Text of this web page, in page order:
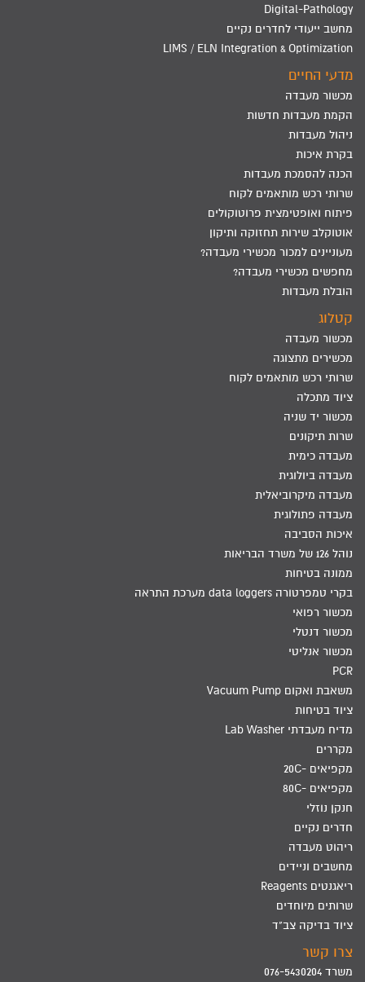
Digital-Pathology
מחשב ייעודי לחדרים נקיים
LIMS / ELN Integration & Optimization
מדעי החיים
מכשור מעבדה
הקמת מעבדות חדשות
ניהול מעבדות
בקרת איכות
הכנה להסמכת מעבדות
שרותי רכש מותאמים לקוח
פיתוח ואופטימצית פרוטוקולים
אוטוקלב שירות תחזוקה ותיקון
מעוניינים למכור מכשירי מעבדה?
מחפשים מכשירי מעבדה?
הובלת מעבדות
קטלוג
מכשור מעבדה
מכשירים מתצוגה
שרותי רכש מותאמים לקוח
ציוד מתכלה
מכשור יד שניה
שרות תיקונים
מעבדה כימית
מעבדה ביולוגית
מעבדה מיקרוביאלית
מעבדה פתולוגית
איכות הסביבה
נוהל 126 של משרד הבריאות
ממונה בטיחות
בקרי טמפרטורה data loggers מערכת התראה
מכשור רפואי
מכשור דנטלי
מכשור אנליטי
PCR
משאבת ואקום Vacuum Pump
ציוד בטיחות
מדיח מעבדתי Lab Washer
מקררים
מקפיאים -20C
מקפיאים -80C
חנקן נוזלי
חדרים נקיים
ריהוט מעבדה
מחשבים וניידים
ריאגנטים Reagents
שרותים מיוחדים
ציוד בדיקה צב"ד
צרו קשר
משרד 076-5430204